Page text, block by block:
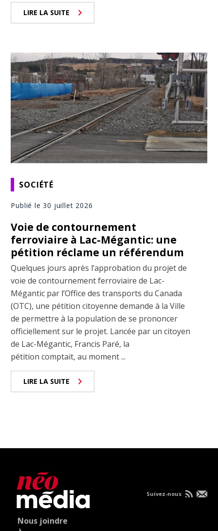
LIRE LA SUITE
SOCIÉTÉ
Publié le 30 juillet 2026
Voie de contournement
ferroviaire à Lac-Mégantic: une
pétition réclame un référendum
Quelques jours après l’approbation du projet de
voie de contournement ferroviaire de Lac-
Mégantic par l’Office des transports du Canada
(OTC), une pétition citoyenne demande à la Ville
de permettre à la population de se prononcer
officiellement sur le projet. Lancée par un citoyen
de Lac-Mégantic, Francis Paré, la
pétition comptait, au moment ...
LIRE LA SUITE
Nous joindre
Suivez-nous